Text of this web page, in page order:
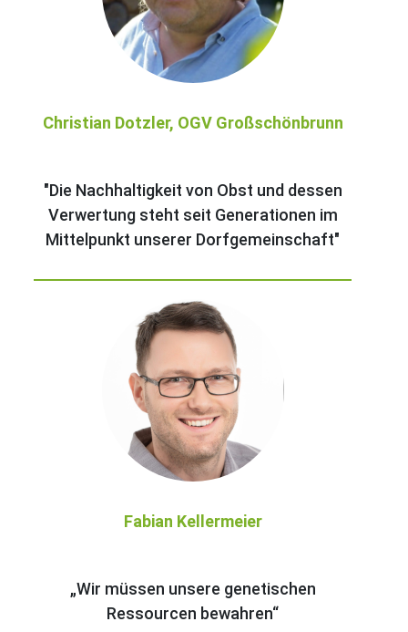
Christian Dotzler, OGV Großschönbrunn
"Die Nachhaltigkeit von Obst und dessen
Verwertung steht seit Generationen im
Mittelpunkt unserer Dorfgemeinschaft"
Fabian Kellermeier
„Wir müssen unsere genetischen
Ressourcen bewahren“